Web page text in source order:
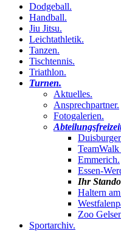
Dodgeball.
Handball.
Jiu Jitsu.
Leichtathletik.
Tanzen.
Tischtennis.
Triathlon.
Turnen.
Aktuelles.
Ansprechpartner.
Fotogalerien.
Emmerich.
Essen-
Ihr
Haltern
Zoo
Sportarchiv.